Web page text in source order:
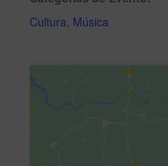
Cultura Música